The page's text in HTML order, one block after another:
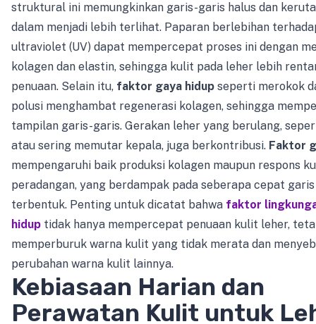
struktural ini memungkinkan garis-garis halus dan
dalam menjadi lebih terlihat. Paparan berlebihan
ultraviolet (UV) dapat mempercepat proses ini dengan
kolagen dan elastin, sehingga kulit pada leher lebih
penuaan. Selain itu, faktor gaya hidup seperti merokok
polusi menghambat regenerasi kolagen, sehingga
tampilan garis-garis. Gerakan leher yang berulang,
atau sering memutar kepala, juga berkontribusi. Faktor
mempengaruhi baik produksi kolagen maupun respons
peradangan, yang berdampak pada seberapa cepat
terbentuk. Penting untuk dicatat bahwa faktor
hidup tidak hanya mempercepat penuaan kulit leher,
memperburuk warna kulit yang tidak merata dan
perubahan warna kulit lainnya.
Kebiasaan Harian dan
Perawatan Kulit untuk